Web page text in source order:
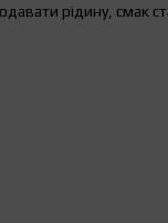
рідину, смак